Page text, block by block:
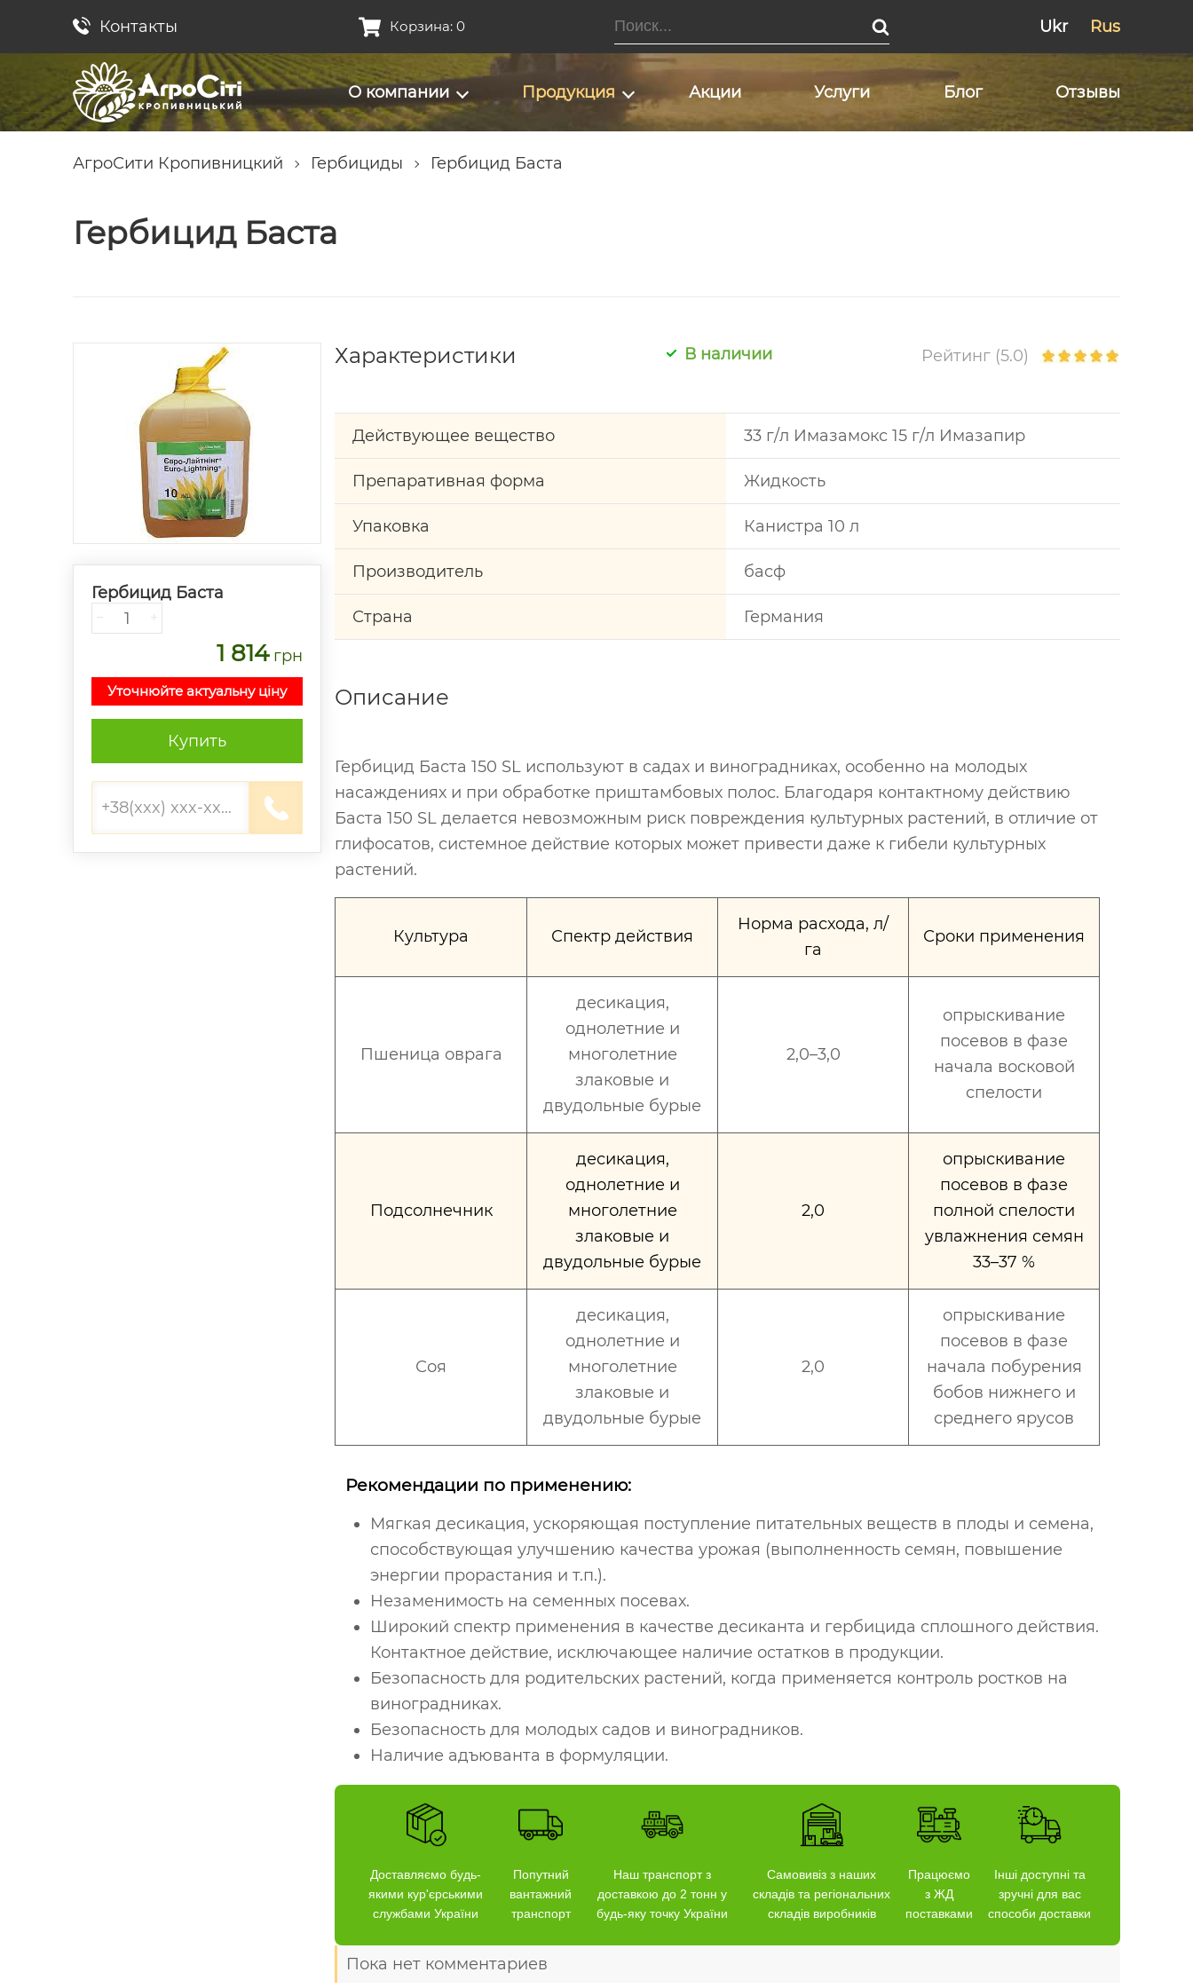
Контакты Корзина: 0 Ukr Rus
О компании Продукция Акции Услуги Блог Отзывы
АгроСити Кропивницкий Гербициды Гербицид Баста
Гербицид Баста
Гербицид Баста
− +
1 814 грн
Уточнюйте актуальну ціну
Купить
Характеристики В наличии Рейтинг (5.0)
Действующее вещество 33 г/л Имазамокс 15 г/л Имазапир
Препаративная форма Жидкость
Упаковка Канистра 10 л
Производитель басф
Страна Германия
Описание
Гербицид Баста 150 SL используют в садах и виноградниках, особенно на молодых
насаждениях и при обработке приштамбовых полос. Благодаря контактному действию
Баста 150 SL делается невозможным риск повреждения культурных растений, в отличие от
глифосатов, системное действие которых может привести даже к гибели культурных
растений.
Культура Спектр действия
Норма расхода, л/
га
Сроки применения
Пшеница оврага
десикация,
однолетние и
многолетние
злаковые и
двудольные бурые
2,0–3,0
опрыскивание
посевов в фазе
начала восковой
спелости
Подсолнечник
десикация,
однолетние и
многолетние
злаковые и
двудольные бурые
2,0
опрыскивание
посевов в фазе
полной спелости
увлажнения семян
33–37 %
Соя
десикация,
однолетние и
многолетние
злаковые и
двудольные бурые
2,0
опрыскивание
посевов в фазе
начала побурения
бобов нижнего и
среднего ярусов
Рекомендации по применению:
Мягкая десикация, ускоряющая поступление питательных веществ в плоды и семена,
способствующая улучшению качества урожая (выполненность семян, повышение
энергии прорастания и т.п.).
Незаменимость на семенных посевах.
Широкий спектр применения в качестве десиканта и гербицида сплошного действия.
Контактное действие, исключающее наличие остатков в продукции.
Безопасность для родительских растений, когда применяется контроль ростков на
виноградниках.
Безопасность для молодых садов и виноградников.
Наличие адъюванта в формуляции.
Доставляємо будь-
якими кур'єрськими
службами України
Попутний
вантажний
транспорт
Наш транспорт з
доставкою до 2 тонн у
будь-яку точку України
Самовивіз з наших
складів та регіональних
складів виробників
Працюємо
з ЖД
поставками
Інші доступні та
зручні для вас
способи доставки
Пока нет комментариев